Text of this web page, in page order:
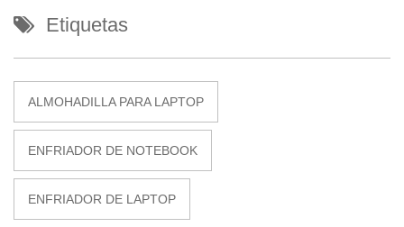
Etiquetas
ALMOHADILLA PARA LAPTOP
ENFRIADOR DE NOTEBOOK
ENFRIADOR DE LAPTOP